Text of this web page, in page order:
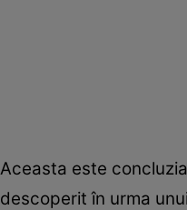
Aceasta este
descoperit în urma